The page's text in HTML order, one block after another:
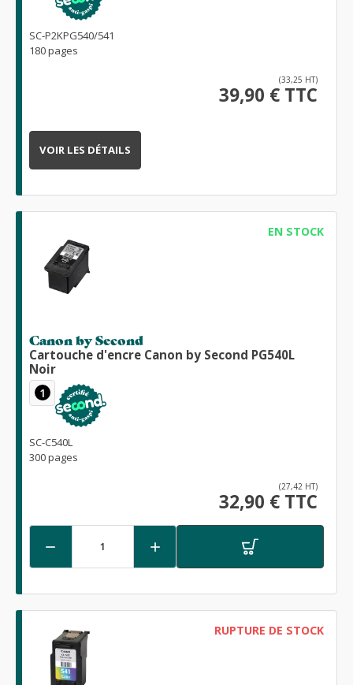
SC-P2KPG540/541
180 pages
(33,25 HT)
39,90 € TTC
VOIR LES DÉTAILS
EN STOCK
Canon by Second
Cartouche d'encre Canon by Second PG540L
Noir
1
SC-C540L
300 pages
(27,42 HT)
32,90 € TTC
 
RUPTURE DE STOCK